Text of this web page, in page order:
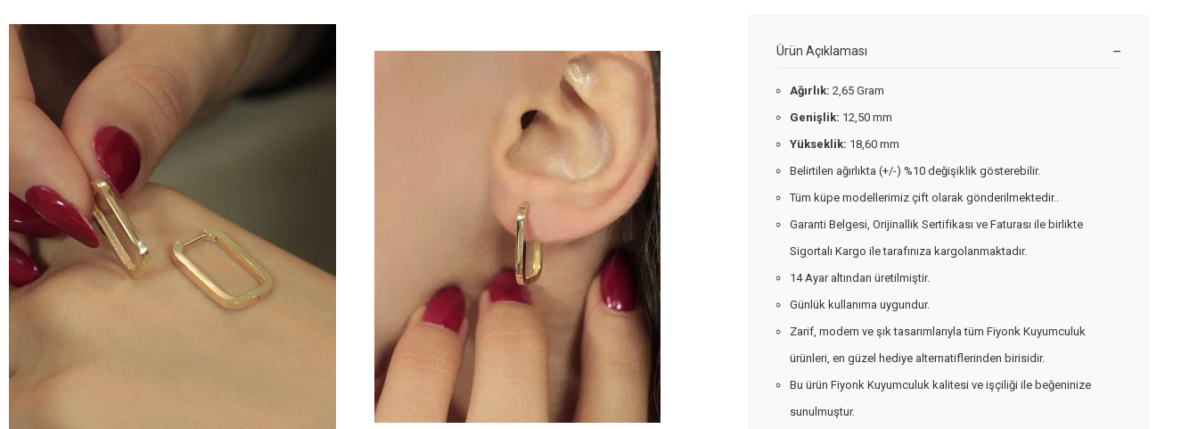
Ürün Açıklaması
Ağırlık: 2,65 Gram
Genişlik: 12,50 mm
Yükseklik: 18,60 mm
Belirtilen ağırlıkta (+/-) %10 değişiklik gösterebilir.
Tüm küpe modellerimiz çift olarak gönderilmektedir..
Garanti Belgesi, Orijinallik Sertifikası ve Faturası ile birlikte
Sigortalı Kargo ile tarafınıza kargolanmaktadır.
14 Ayar altından üretilmiştir.
Günlük kullanıma uygundur.
Zarif, modern ve şık tasarımlarıyla tüm Fiyonk Kuyumculuk
ürünleri, en güzel hediye alternatiflerinden birisidir.
Bu ürün Fiyonk Kuyumculuk kalitesi ve işçiliği ile beğeninize
sunulmuştur.